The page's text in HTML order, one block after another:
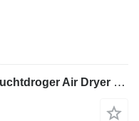
Beko RA300 Drypoint RA 300 Luchtdroger Air Dryer 1800 m3 / h